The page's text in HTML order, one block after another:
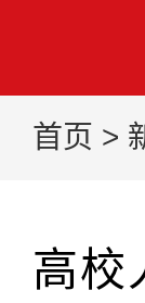
首页 >
高校